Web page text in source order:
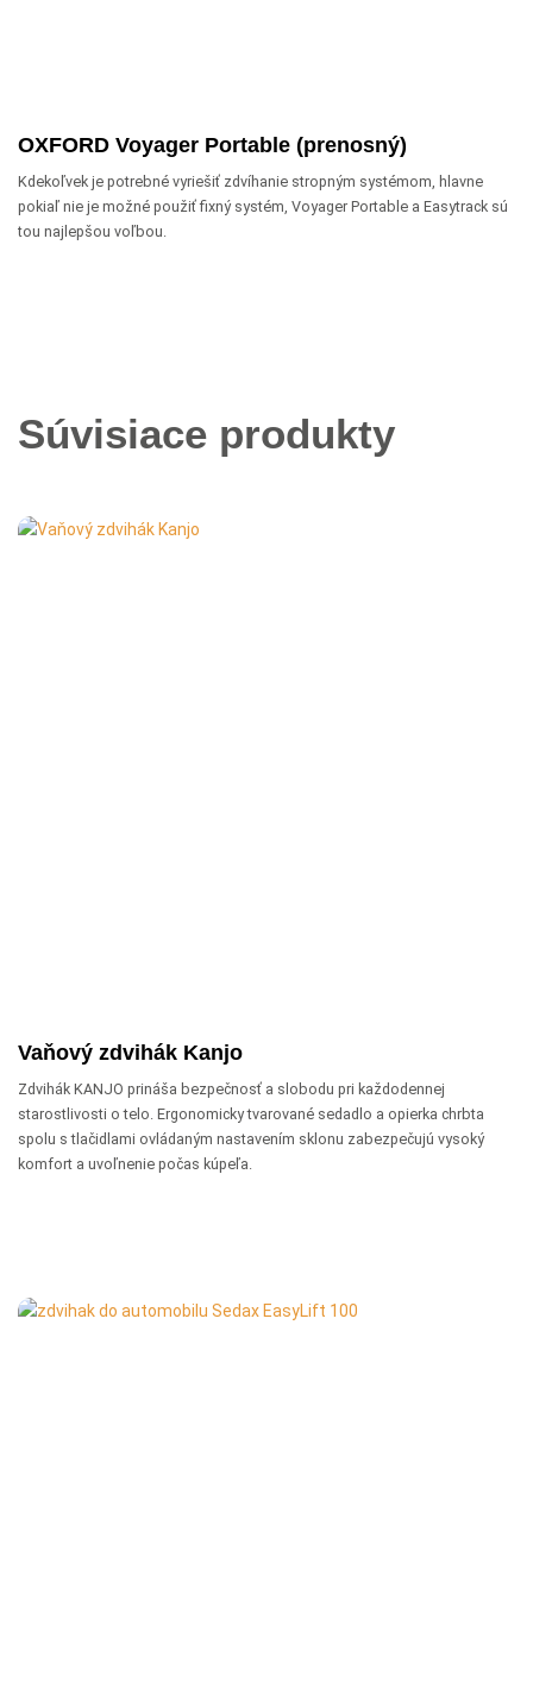
OXFORD Voyager Portable (prenosný)
Kdekoľvek je potrebné vyriešiť zdvíhanie stropným systémom, hlavne
pokiaľ nie je možné použiť fixný systém, Voyager Portable a Easytrack sú
tou najlepšou voľbou.
Súvisiace produkty
Vaňový zdvihák Kanjo
Zdvihák KANJO prináša bezpečnosť a slobodu pri každodennej
starostlivosti o telo. Ergonomicky tvarované sedadlo a opierka chrbta
spolu s tlačidlami ovládaným nastavením sklonu zabezpečujú vysoký
komfort a uvoľnenie počas kúpeľa.